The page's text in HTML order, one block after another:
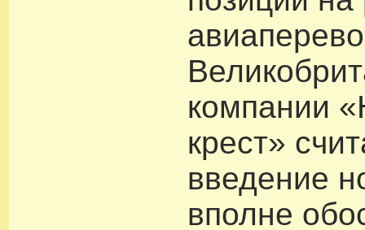
компании
крест»
введение
вполне